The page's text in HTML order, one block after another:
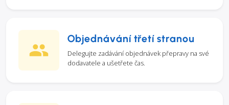
Objednávání třetí stranou
Delegujte zadávání objednávek přepravy na své
dodavatele a ušetřete čas.